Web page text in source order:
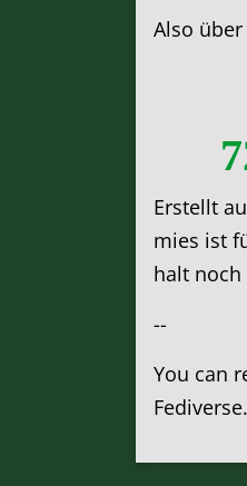
Also
Erstellt
mies ist
halt noch
--
You can